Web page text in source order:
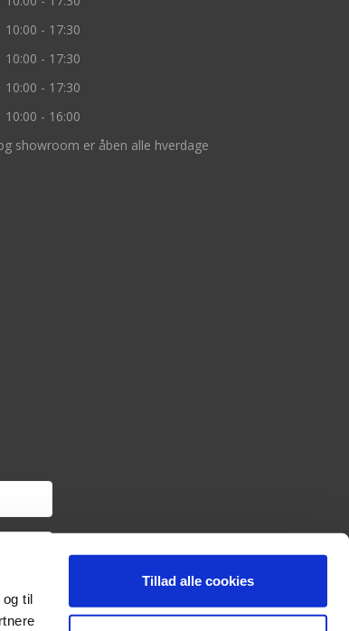
til
Tillad alle cookies
10:00 - 17:30
10:00 - 17:30
10:00 - 17:30
10:00 - 16:00
showroom er åben alle hverdage
dig via
og